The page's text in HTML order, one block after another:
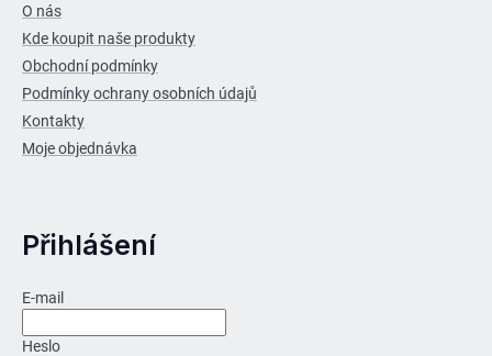
O nás
Kde koupit naše produkty
Obchodní podmínky
Podmínky ochrany osobních údajů
Kontakty
Moje objednávka
Přihlášení
E-mail
Heslo